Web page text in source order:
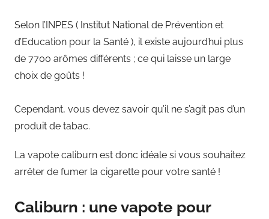
Selon l’INPES ( Institut National de Prévention et
d’Education pour la Santé ), il existe aujourd’hui plus
de 7700 arômes différents ; ce qui laisse un large
choix de goûts !
Cependant, vous devez savoir qu’il ne s’agit pas d’un
produit de tabac.
La vapote caliburn est donc idéale si vous souhaitez
arrêter de fumer la cigarette pour votre santé !
Caliburn : une vapote pour